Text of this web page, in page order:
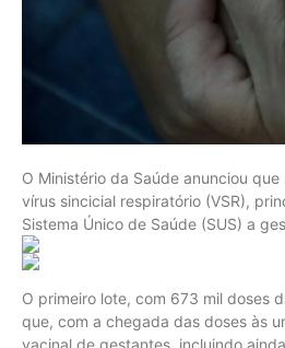
O Ministério da Saúde anunciou
vírus sincicial respiratório (VSR),
Sistema Único de Saúde (SUS) a
O primeiro lote, com 673 mil doses
que, com a chegada das doses às
vacinal de gestantes, incluindo